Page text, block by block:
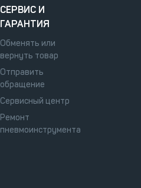
СЕРВИС И
ГАРАНТИЯ
Обменять или
вернуть товар
Отправить
обращение
Сервисный центр
Ремонт
пневмоинструмента